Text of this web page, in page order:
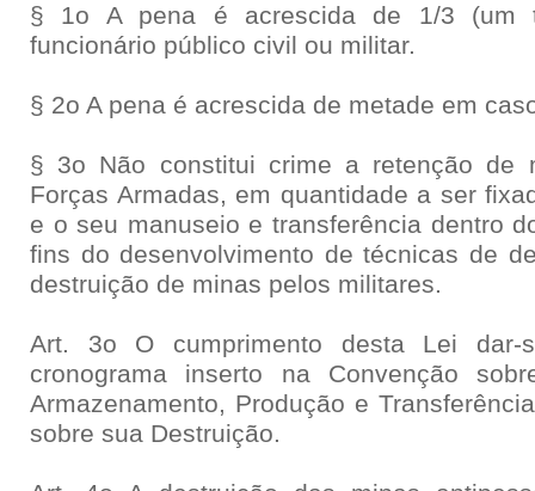
§ 1o A pena é acrescida de 1/3 (um
funcionário público civil ou militar.
§ 2o A pena é acrescida de metade em
§ 3o Não constitui crime a retenção de
Forças Armadas, em quantidade a ser
e o seu manuseio e transferência dentro
fins do desenvolvimento de técnicas de
destruição de minas pelos militares.
Art. 3o O cumprimento desta Lei
cronograma inserto na Convenção
Armazenamento, Produção e
sobre sua Destruição.